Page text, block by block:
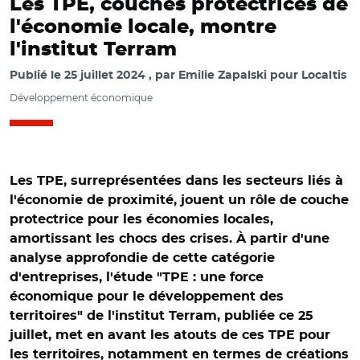
Les TPE, couches protectrices de
l'économie locale, montre
l'institut Terram
Publié le 25 juillet 2024 par Emilie Zapalski pour Localtis
Développement économique
Les TPE, surreprésentées dans les secteurs liés à
l'économie de proximité, jouent un rôle de couche
protectrice pour les économies locales,
amortissant les chocs des crises. À partir d'une
analyse approfondie de cette catégorie
d'entreprises, l'étude "TPE : une force
économique pour le développement des
territoires" de l'institut Terram, publiée ce 25
juillet, met en avant les atouts de ces TPE pour
les territoires, notamment en termes de créations
© OPC, 2018. Source: carte extraite de l'étude